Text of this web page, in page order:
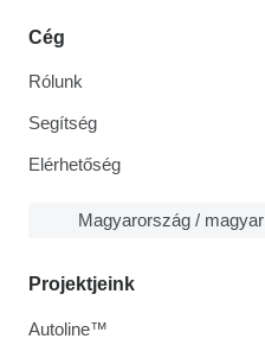
Cég
Rólunk
Segítség
Elérhetőség
Magyarország / magyar
Projektjeink
Autoline™